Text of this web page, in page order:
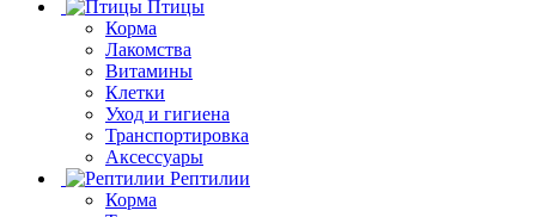
Птицы
Корма
Лакомства
Витамины
Клетки
Уход и гигиена
Транспортировка
Аксессуары
Рептилии
Корма